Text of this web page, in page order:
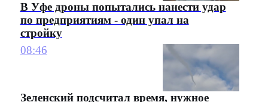
В Уфе дроны попытались нанести удар
по предприятиям - один упал на
стройку
08:46
Зеленский подсчитал время, нужное